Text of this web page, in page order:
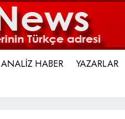
ANALİZ HABER YAZARLAR